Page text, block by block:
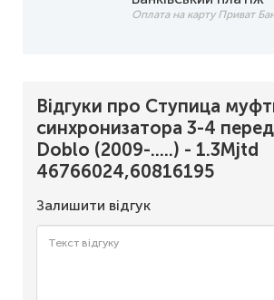
Оплата на карту Приват
Відгуки про Ступица
синхронизатора 3-4
Doblo (2009-.....) - 1.3Mjtd
46766024,60816195
Залишити відгук